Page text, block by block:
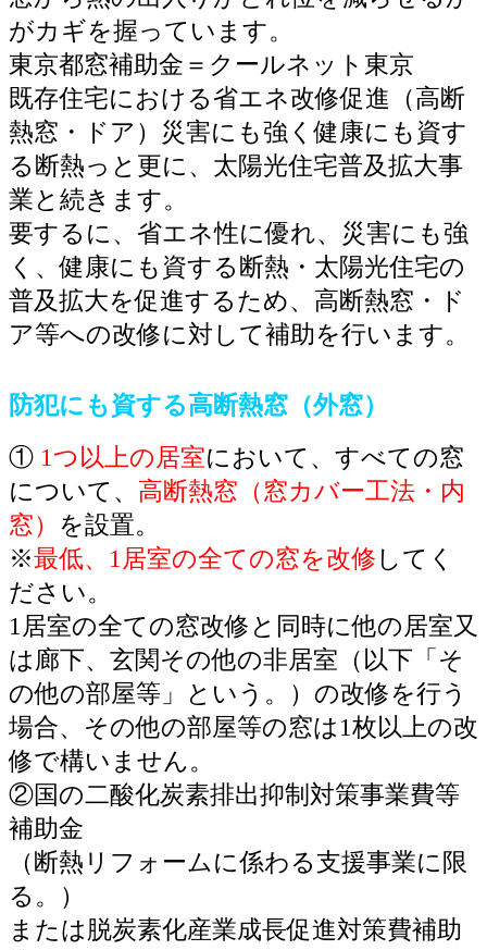
がカギを握っています。
東京都窓補助金＝クールネット東京
既存住宅における省エネ改修促進（高断
熱窓・ドア）災害にも強く健康にも資す
る断熱っと 更に、太陽光住宅普及拡大事
業と続きます。
要するに、 省エネ性に優れ、災害にも強
く、健康にも資する断熱・太陽光住宅の
普及拡大を促進するため、高断熱窓・ド
ア等への改修に対して補助を行います。
防犯にも資する高断熱窓（外窓）
① 1つ以上の居室において、すべての窓
について、 高断熱窓（窓カバー工法・内
窓） を設置。
※最低、1居室の全ての窓を改修 してく
ださい。
1居室の全ての窓改修と同時に他の居室又
は廊下、玄関その他の非居室（以下「そ
の他の部屋等」という。）の改修を行う
場合、その他の部屋等の窓は1枚以上の改
修で構いません。
②国の二酸化炭素排出抑制対策事業費等
補助金
（断熱リフォームに係わる支援事業に限
る。）
または脱炭素化産業成長促進対策費補助